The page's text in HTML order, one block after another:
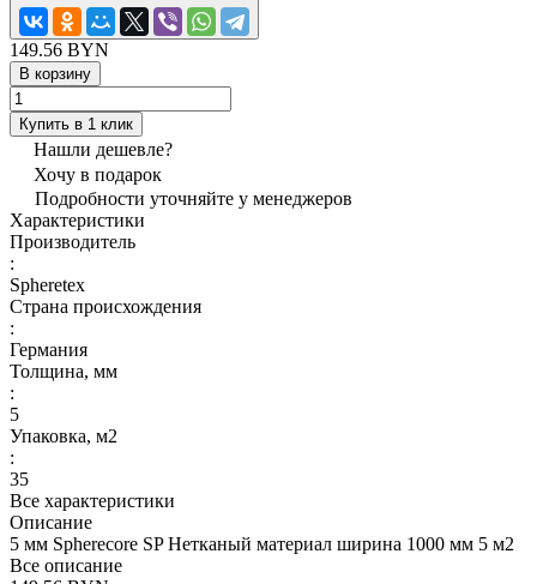
149.56 BYN
В корзину
Купить в 1 клик
Нашли дешевле?
Хочу в подарок
Подробности уточняйте у менеджеров
Характеристики
Производитель
:
Spheretex
Страна происхождения
:
Германия
Толщина, мм
:
5
Упаковка, м2
:
35
Все характеристики
Описание
5 мм Spherecore SP Нетканый материал ширина 1000 мм 5 м2
Все описание